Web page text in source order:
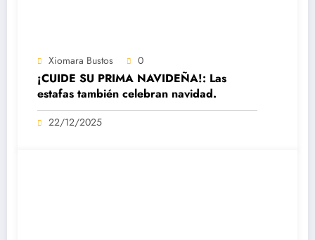
Xiomara Bustos 0
¡CUIDE SU PRIMA NAVIDEÑA!: Las
estafas también celebran navidad.
22/12/2025